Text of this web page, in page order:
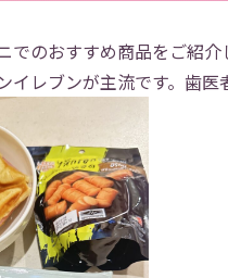
でのおすすめ商品をご紹介
イレブンが主流です。歯